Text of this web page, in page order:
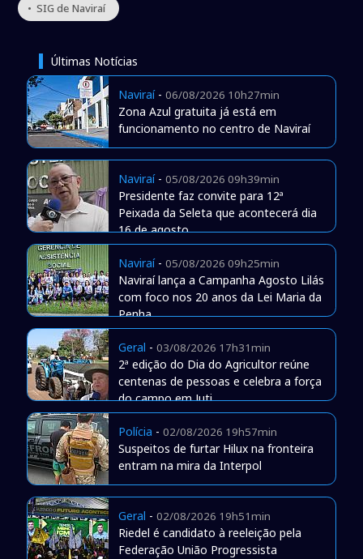
• SIG de Naviraí
Últimas Notícias
Naviraí- 06/08/2026 10h27min
Zona Azul gratuita já está em
funcionamento no centro de Naviraí
Naviraí- 05/08/2026 09h39min
Presidente faz convite para 12ª
Peixada da Seleta que acontecerá dia
16 de agosto
Naviraí- 05/08/2026 09h25min
Naviraí lança a Campanha Agosto Lilás
com foco nos 20 anos da Lei Maria da
Penha
Geral - 03/08/2026 17h31min
2ª edição do Dia do Agricultor reúne
centenas de pessoas e celebra a força
do campo em Juti
Polícia - 02/08/2026 19h57min
Suspeitos de furtar Hilux na fronteira
entram na mira da Interpol
Geral - 02/08/2026 19h51min
Riedel é candidato à reeleição pela
Federação União Progressista